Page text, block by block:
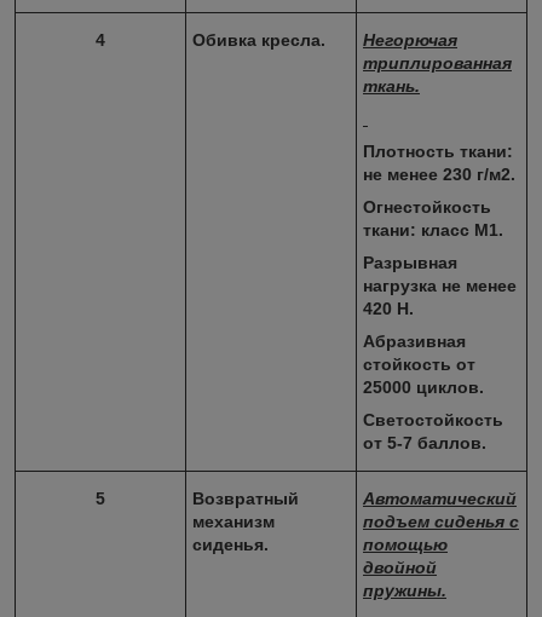
4 Обивка кресла.
Негорючая
триплированная
ткань.
Плотность ткани:
не менее 230 г/м2.
Огнестойкость
ткани: класс М1.
Разрывная
нагрузка не менее
420 Н.
Абразивная
стойкость от
25000 циклов.
Светостойкость
от 5-7 баллов.
5
Возвратный
механизм
сиденья.
Автоматический
подъем сиденья с
помощью
двойной
пружины.